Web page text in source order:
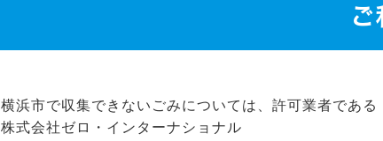
横浜市で収集できないごみについては、許可業者であ
株式会社ゼロ・インターナショナル